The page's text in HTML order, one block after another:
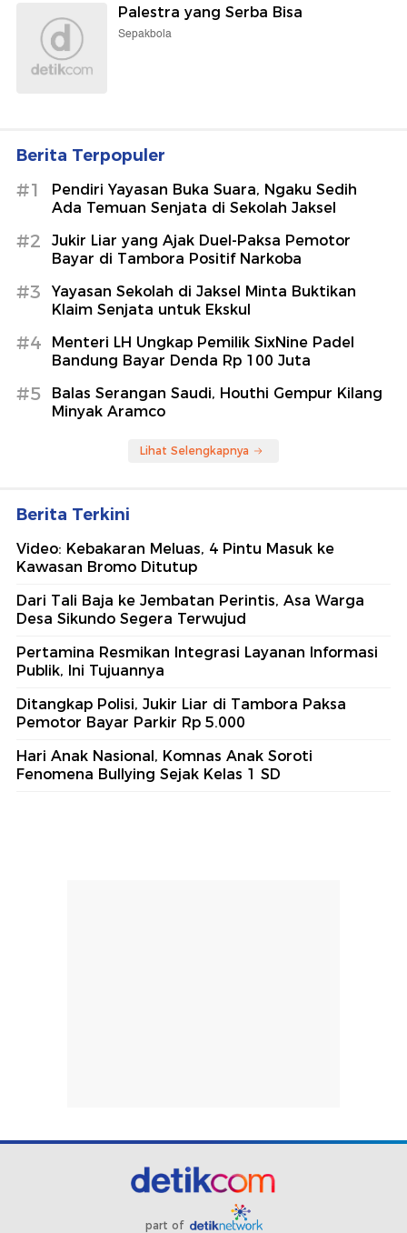
Palestra yang Serba Bisa
Sepakbola
Berita Terpopuler
#1
Pendiri Yayasan Buka Suara, Ngaku Sedih
Ada Temuan Senjata di Sekolah Jaksel
#2
Jukir Liar yang Ajak Duel-Paksa Pemotor
Bayar di Tambora Positif Narkoba
#3
Yayasan Sekolah di Jaksel Minta Buktikan
Klaim Senjata untuk Ekskul
#4
Menteri LH Ungkap Pemilik SixNine Padel
Bandung Bayar Denda Rp 100 Juta
#5
Balas Serangan Saudi, Houthi Gempur Kilang
Minyak Aramco
Lihat Selengkapnya
Berita Terkini
Video: Kebakaran Meluas, 4 Pintu Masuk ke
Kawasan Bromo Ditutup
Dari Tali Baja ke Jembatan Perintis, Asa Warga
Desa Sikundo Segera Terwujud
Pertamina Resmikan Integrasi Layanan Informasi
Publik, Ini Tujuannya
Ditangkap Polisi, Jukir Liar di Tambora Paksa
Pemotor Bayar Parkir Rp 5.000
Hari Anak Nasional, Komnas Anak Soroti
Fenomena Bullying Sejak Kelas 1 SD
part of